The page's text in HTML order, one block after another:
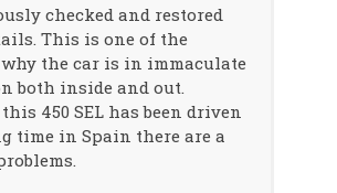
checked and restored
This is one of the
the car is in immaculate
both inside and out.
this 450 SEL has been driven
time in Spain there are a